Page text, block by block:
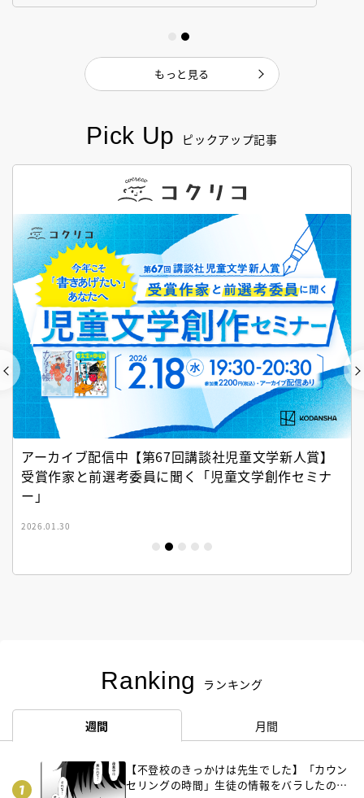
Pick Up ピックアップ記事
アーカイブ配信中【第67回講談社児童文学新人賞】
受賞作家と前選考委員に聞く「児童文学創作セミナ
ー」
2026.01.30
Ranking ランキング
週間 月間
【不登校のきっかけは先生でした】「カウン
セリングの時間」生徒の情報をバラしたの
もっと見る